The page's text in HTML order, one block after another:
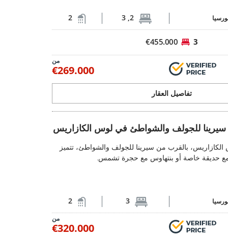
2, 3
2
3
€455.000
من
€269.000
تفاصيل العقار
شقق بالقرب من سيرينا للجولف والشواطئ في لوس في لوس الكازاريس 2
للجولف والشواطئ في لوس الكازاريس
بالقرب من سيرينا للجولف والشواطئ، تتميز
مع حديقة خاصة أو بنتهاوس مع حجرة تشمس.
3
2
من
€320.000